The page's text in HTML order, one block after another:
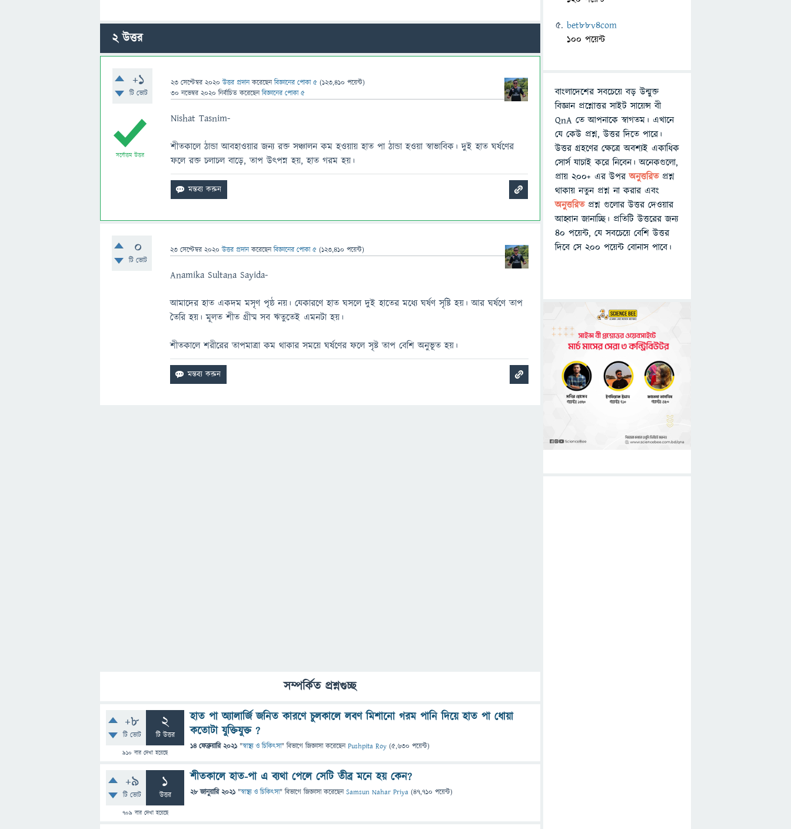
2উত্তর
+1
টি ভোট
23 সেপ্টেম্বর 2020 উত্তর প্রদান করেছেনবিজ্ঞানের পোকা ৫ (123,410 পয়েন্ট)
30 নভেম্বর 2020 নির্বাচিত করেছেনবিজ্ঞানের পোকা ৫
সর্বোত্তম উত্তর
Nishat Tasnim-
শীতকালে ঠান্ডা আবহাওয়ার জন্য রক্ত সঞ্চালন কম হওয়ায় হাত পা ঠান্ডা হওয়া স্বাভাবিক। দুই হাত ঘর্ষণের
ফলে রক্ত চলাচল বাড়ে, তাপ উৎপন্ন হয়, হাত গরম হয়।
0
টি ভোট
23 সেপ্টেম্বর 2020 উত্তর প্রদান করেছেনবিজ্ঞানের পোকা ৫ (123,410 পয়েন্ট)
Anamika Sultana Sayida-
আমাদের হাত একদম মসৃণ পৃষ্ঠ নয়। যেকারণে হাত ঘসলে দুই হাতের মধ্যে ঘর্ষণ সৃষ্টি হয়। আর ঘর্ষণে তাপ
তৈরি হয়। মূলত শীত গ্রীষ্ম সব ঋতুতেই এমনটা হয়।
শীতকালে শরীরের তাপমাত্রা কম থাকার সময়ে ঘর্ষণের ফলে সৃষ্ট তাপ বেশি অনুভূত হয়।
সম্পর্কিত প্রশ্নগুচ্ছ
+8
টি ভোট
2
টি উত্তর
910 বার দেখা হয়েছে
হাত পা অ্যালার্জি জনিত কারণে চুলকালে লবণ মিশানো গরম পানি দিয়ে হাত পা ধোয়া
কতোটা যুক্তিযুক্ত ?
14 ফেব্রুয়ারি 2021 "স্বাস্থ্য ও চিকিৎসা" বিভাগে জিজ্ঞাসাকরেছেনPushpita Roy (5,630 পয়েন্ট)
+9
টি ভোট
1
উত্তর
709 বার দেখা হয়েছে
শীতকালে হাত-পা এ ব্যথা পেলে সেটি তীব্র মনে হয় কেন?
28 জানুয়ারি 2021 "স্বাস্থ্য ও চিকিৎসা" বিভাগে জিজ্ঞাসাকরেছেনSamsun Nahar Priya (47,710 পয়েন্ট)
bet88v4com
100 পয়েন্ট
বাংলাদেশের সবচেয়ে বড় উন্মুক্ত
বিজ্ঞান প্রশ্নোত্তর সাইট সায়েন্স বী
QnA তে আপনাকে স্বাগতম। এখানে
যে কেউ প্রশ্ন, উত্তর দিতে পারে।
উত্তর গ্রহণের ক্ষেত্রে অবশ্যই একাধিক
সোর্স যাচাই করে নিবেন। অনেকগুলো,
প্রায় ২০০+ এর উপরঅনুত্তরিতপ্রশ্ন
থাকায় নতুন প্রশ্ন না করার এবং
অনুত্তরিত প্রশ্ন গুলোর উত্তর দেওয়ার
আহ্বান জানাচ্ছি। প্রতিটি উত্তরের জন্য
৪০ পয়েন্ট, যে সবচেয়ে বেশি উত্তর
দিবে সে ২০০ পয়েন্ট বোনাস পাবে।